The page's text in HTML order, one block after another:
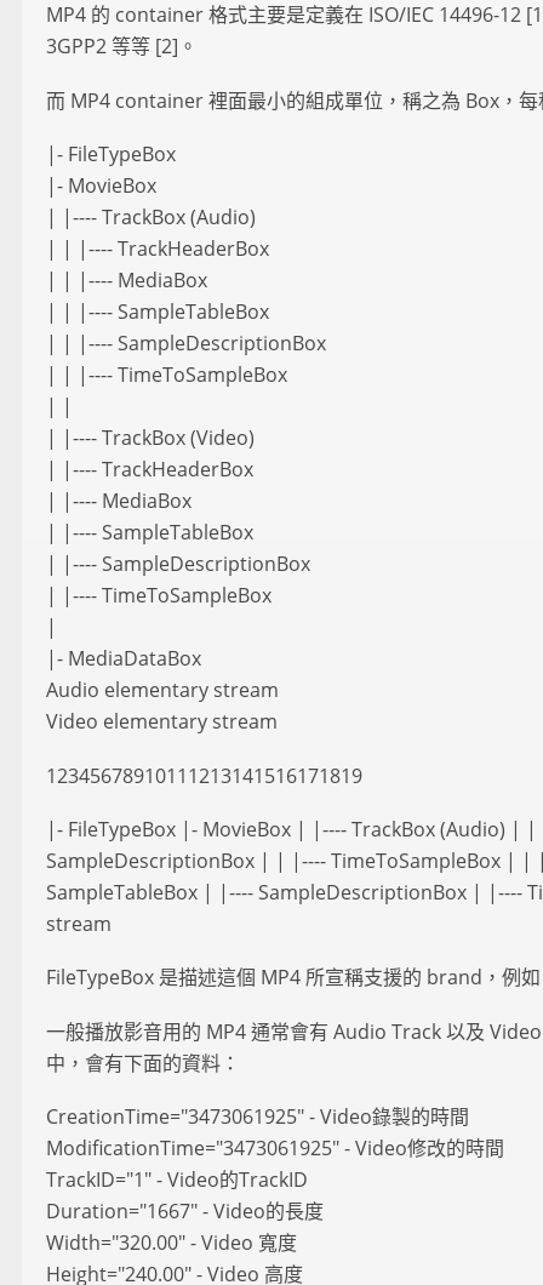
MP4 的 container 格式主要是定義在 ISO/IEC 14496-12
3GPP2 等等 [2]。
而 MP4 container 裡面最小的組成單位，稱之為 Box，
|- FileTypeBox
|- MovieBox
| |---- TrackBox (Audio)
| | |---- TrackHeaderBox
| | |---- MediaBox
| | |---- SampleTableBox
| | |---- SampleDescriptionBox
| | |---- TimeToSampleBox
| |
| |---- TrackBox (Video)
| |---- TrackHeaderBox
| |---- MediaBox
| |---- SampleTableBox
| |---- SampleDescriptionBox
| |---- TimeToSampleBox
|
|- MediaDataBox
Audio elementary stream
Video elementary stream
12345678910111213141516171819
|- FileTypeBox |- MovieBox | |---- TrackBox (Audio)
SampleDescriptionBox | | |---- TimeToSampleBox |
SampleTableBox | |---- SampleDescriptionBox | |----
stream
FileTypeBox 是描述這個 MP4 所宣稱支援的 brand，例
一般播放影音用的 MP4 通常會有 Audio Track 以及
中，會有下面的資料：
CreationTime="3473061925" - Video錄製的時間
ModificationTime="3473061925" - Video修改的時間
TrackID="1" - Video的TrackID
Duration="1667" - Video的長度
Width="320.00" - Video 寬度
Height="240.00" - Video 高度